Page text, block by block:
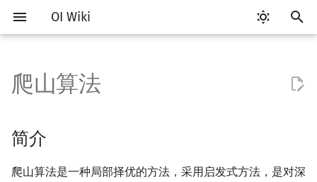
OI Wiki
入
以
始
搜
Getting Started
关于本项目
如何参与
比赛相关简介
赛事
题型 常见错误
工具软件简介
代码编辑工具
VS Code
评测工具 Cena
Generator
语言基础简介
C++ 基础
变量
C++ 标准库 STL 算法
值类别
算法基础简介
复杂度
枚举 冒泡排序
搜索部分简介
DFS（搜索）
BFS（搜索）
动态规划部分简介
动态规划基础
记忆化搜索 斜率优化
字符串部分简介
字符串基础
标准库
数学部分简介
布尔代数
数字系统 平衡三进制
素数
快速傅里叶变换
容斥原理
内积和外积
环论
随机变量
零和游戏
高斯消元
数据结构部分简介
栈
队列 配对堆
块状链表
李超线段树
Splay 树
可持久化块状数组
线段树套平衡树
Euler Tour Tree
图论部分简介
图论相关概念
图的存储 树的中心
k 短路
最小直径生成树
割点和桥
最小割
二分图最大权匹配
计算几何部分简介
二维计算几何基础
三维计算几何基础
离线算法简介
CDQ 分治
整体二分 带修改莫队
简介
具体实现
例题
RMQ
并查集应用
括号序列
爬山算法
简介
爬山算法是一种局部择优的方法，采用启发式方法，是对深